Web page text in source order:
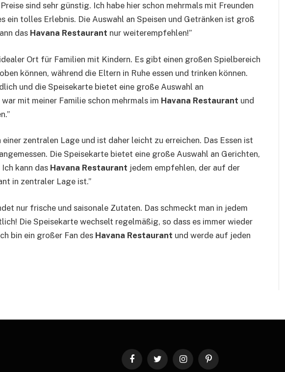
sind sehr günstig. Ich habe hier schon mehrmals mit Freunden
ein tolles Erlebnis. Die Auswahl an Speisen und Getränken ist groß
das Havana Restaurant nur weiterempfehlen!”
Ort für Familien mit Kindern. Es gibt einen großen Spielbereich
können, während die Eltern in Ruhe essen und trinken können.
und die Speisekarte bietet eine große Auswahl an
mit meiner Familie schon mehrmals im Havana Restaurant und
zentralen Lage und ist daher leicht zu erreichen. Das Essen ist
Die Speisekarte bietet eine große Auswahl an Gerichten,
kann das Havana Restaurant jedem empfehlen, der auf der
in zentraler Lage ist.”
nur frische und saisonale Zutaten. Das schmeckt man in jedem
Die Speisekarte wechselt regelmäßig, so dass es immer wieder
bin ein großer Fan des Havana Restaurant und werde auf jeden
FacebookTwitter InstagramPinterest